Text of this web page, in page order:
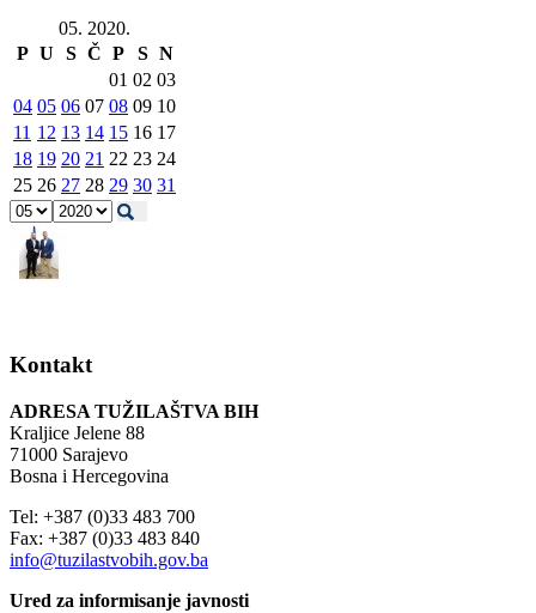
05. 2020.
P U S Č P S N
01 02 03
04 05 06 07 08 09 10
11 12 13 14 15 16 17
18 19 20 21 22 23 24
25 26 27 28 29 30 31
Kontakt
ADRESA TUŽILAŠTVA BIH
Kraljice Jelene 88
71000 Sarajevo
Bosna i Hercegovina
Tel: +387 (0)33 483 700
Fax: +387 (0)33 483 840
info@tuzilastvobih.gov.ba
Ured za informisanje javnosti